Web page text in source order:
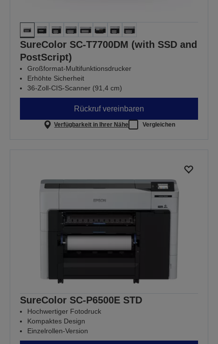
SureColor SC-T7700DM (with SSD and
PostScript)
Großformat-Multifunktionsdrucker
Erhöhte Sicherheit
36-Zoll-CIS-Scanner (91,4 cm)
Rückruf vereinbaren
Verfügbarkeit in Ihrer Nähe Vergleichen
SureColor SC-P6500E STD
Hochwertiger Fotodruck
Kompaktes Design
Einzelrollen-Version